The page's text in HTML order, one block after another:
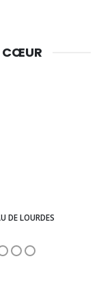
CŒUR
DE LOURDES